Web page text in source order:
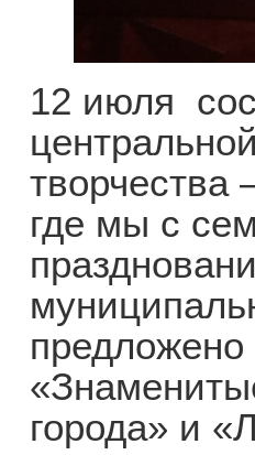
12 июля
творчества
где мы с
города» и